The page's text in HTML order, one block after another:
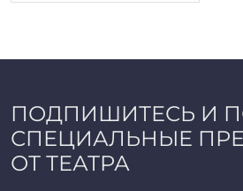
ПОДПИШИТЕСЬ И
СПЕЦИАЛЬНЫЕ
ОТ ТЕАТРА